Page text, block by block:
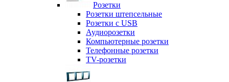
Розетки
Розетки штепсельные
Розетки с USB
Аудиорозетки
Компьютерные розетки
Телефонные розетки
TV-розетки